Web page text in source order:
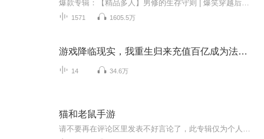
1571 1605.5万
游戏降临现实，我重生归来充值百亿成为法王|落雪动画
14 34.6万
猫和老鼠手游